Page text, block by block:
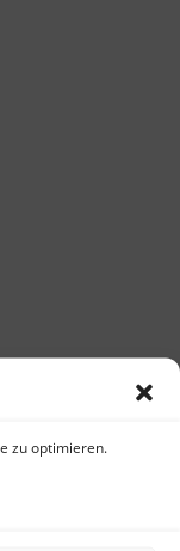
zu optimieren.